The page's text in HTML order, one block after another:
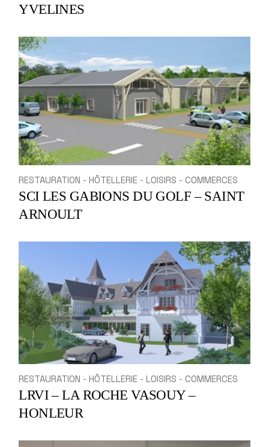
YVELINES
RESTAURATION - HÔTELLERIE - LOISIRS - COMMERCES
SCI LES GABIONS DU GOLF – SAINT
ARNOULT
RESTAURATION - HÔTELLERIE - LOISIRS - COMMERCES
LRVI – LA ROCHE VASOUY –
HONLEUR